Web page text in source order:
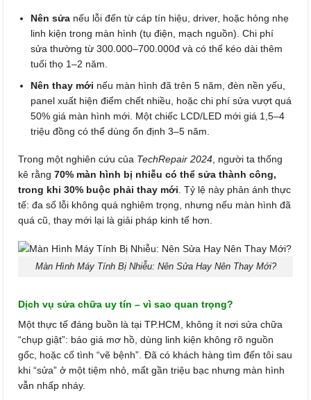
Nên sửa nếu lỗi đến từ cáp tín hiệu, driver, hoặc hỏng nhẹ
linh kiện trong màn hình (tụ điện, mạch nguồn). Chi phí
sửa thường từ 300.000–700.000đ và có thể kéo dài thêm
tuổi thọ 1–2 năm.
Nên thay mới nếu màn hình đã trên 5 năm, đèn nền yếu,
panel xuất hiện điểm chết nhiều, hoặc chi phí sửa vượt quá
50% giá màn hình mới. Một chiếc LCD/LED mới giá 1,5–4
triệu đồng có thể dùng ổn định 3–5 năm.
Trong một nghiên cứu của TechRepair 2024 , người ta thống
kê rằng 70% màn hình bị nhiễu có thể sửa thành công,
trong khi 30% buộc phải thay mới . Tỷ lệ này phản ánh thực
tế: đa số lỗi không quá nghiêm trọng, nhưng nếu màn hình đã
quá cũ, thay mới lại là giải pháp kinh tế hơn.
Màn Hình Máy Tính Bị Nhiễu: Nên Sửa Hay Nên Thay Mới?
Dịch vụ sửa chữa uy tín – vì sao quan trọng?
Một thực tế đáng buồn là tại TP.HCM, không ít nơi sửa chữa
“chụp giật”: báo giá mơ hồ, dùng linh kiện không rõ nguồn
gốc, hoặc cố tình “vẽ bệnh”. Đã có khách hàng tìm đến tôi sau
khi “sửa” ở một tiệm nhỏ, mất gần triệu bạc nhưng màn hình
vẫn nhấp nháy.